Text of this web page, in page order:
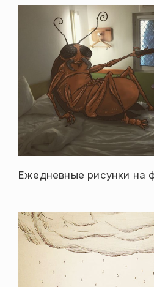
Ежедневные рисунки на